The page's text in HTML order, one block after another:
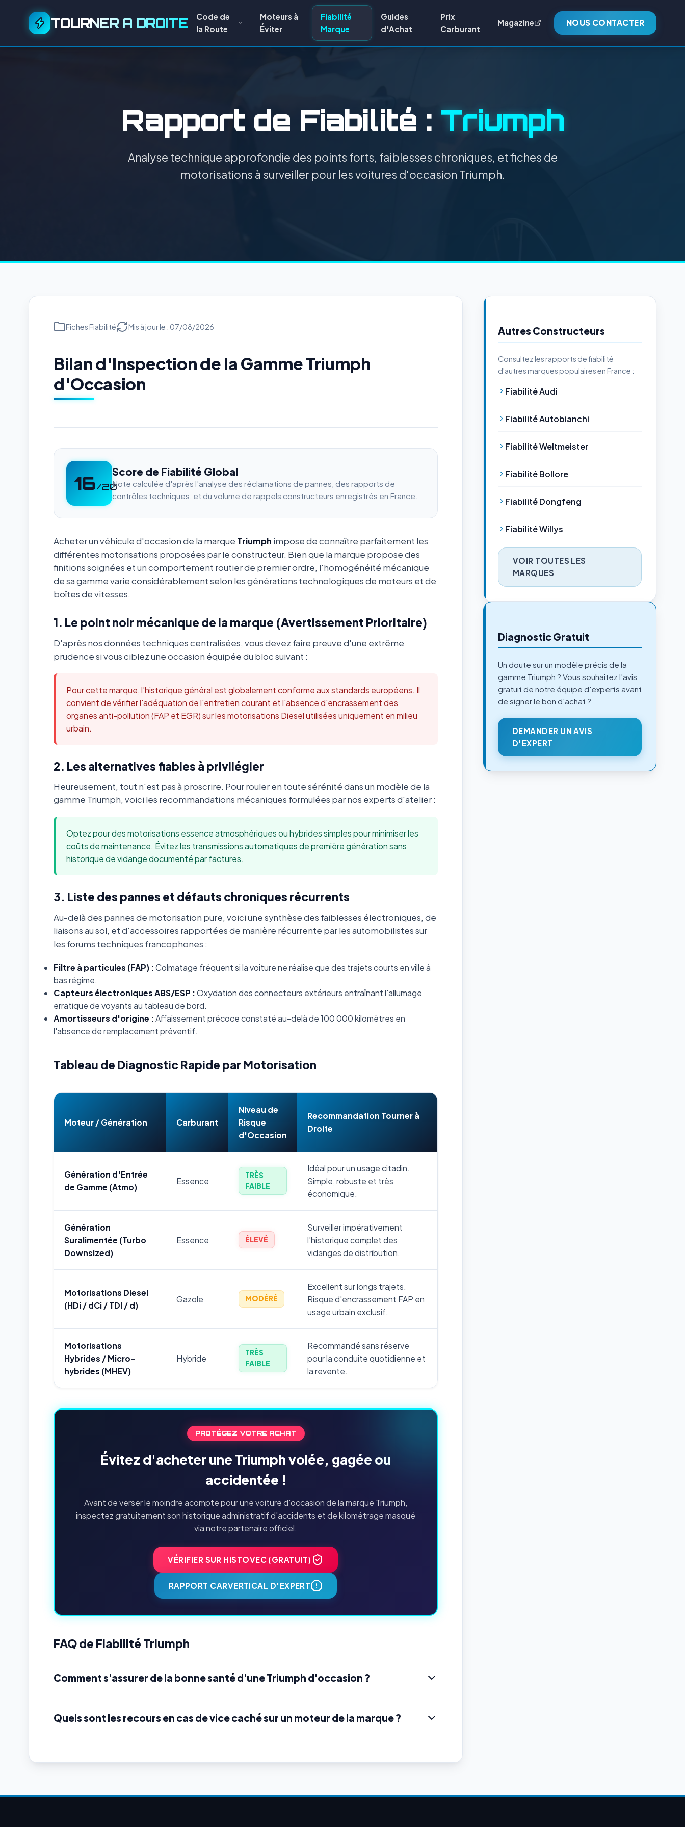
TOURNER A DROITE
Code de
la Route
Moteurs à
Éviter
Fiabilité
Marque
Guides
d'Achat
Prix
Carburant
Magazine NOUS CONTACTER
Rapport de Fiabilité : Triumph
Analyse technique approfondie des points forts, faiblesses chroniques, et fiches de
motorisations à surveiller pour les voitures d'occasion Triumph.
Fiches Fiabilité Mis à jour le : 07/08/2026
Bilan d'Inspection de la Gamme Triumph
d'Occasion
16/20
Score de Fiabilité Global
Note calculée d'après l'analyse des réclamations de pannes, des rapports de
contrôles techniques, et du volume de rappels constructeurs enregistrés en France.
Acheter un véhicule d'occasion de la marque Triumph impose de connaître parfaitement les
différentes motorisations proposées par le constructeur. Bien que la marque propose des
finitions soignées et un comportement routier de premier ordre, l'homogénéité mécanique
de sa gamme varie considérablement selon les générations technologiques de moteurs et de
boîtes de vitesses.
1. Le point noir mécanique de la marque (Avertissement Prioritaire)
D'après nos données techniques centralisées, vous devez faire preuve d'une extrême
prudence si vous ciblez une occasion équipée du bloc suivant :
Pour cette marque, l'historique général est globalement conforme aux standards européens. Il
convient de vérifier l'adéquation de l'entretien courant et l'absence d'encrassement des
organes anti-pollution (FAP et EGR) sur les motorisations Diesel utilisées uniquement en milieu
urbain.
2. Les alternatives fiables à privilégier
Heureusement, tout n'est pas à proscrire. Pour rouler en toute sérénité dans un modèle de la
gamme Triumph, voici les recommandations mécaniques formulées par nos experts d'atelier :
Optez pour des motorisations essence atmosphériques ou hybrides simples pour minimiser les
coûts de maintenance. Évitez les transmissions automatiques de première génération sans
historique de vidange documenté par factures.
3. Liste des pannes et défauts chroniques récurrents
Au-delà des pannes de motorisation pure, voici une synthèse des faiblesses électroniques, de
liaisons au sol, et d'accessoires rapportées de manière récurrente par les automobilistes sur
les forums techniques francophones :
Filtre à particules (FAP) :Colmatage fréquent si la voiture ne réalise que des trajets courts en ville à
bas régime.
Capteurs électroniques ABS/ESP :Oxydation des connecteurs extérieurs entraînant l'allumage
erratique de voyants au tableau de bord.
Amortisseurs d'origine :Affaissement précoce constaté au-delà de 100 000 kilomètres en
l'absence de remplacement préventif.
Tableau de Diagnostic Rapide par Motorisation
Moteur / Génération Carburant
Niveau de
Risque
d'Occasion
Recommandation Tourner à
Droite
Génération d'Entrée
de Gamme (Atmo)
Essence
TRÈS
FAIBLE
Idéal pour un usage citadin.
Simple, robuste et très
économique.
Génération
Suralimentée (Turbo
Downsized)
Essence ÉLEVÉ
Surveiller impérativement
l'historique complet des
vidanges de distribution.
Motorisations Diesel
(HDi / dCi / TDI / d)
Gazole MODÉRÉ
Excellent sur longs trajets.
Risque d'encrassement FAP en
usage urbain exclusif.
Motorisations
Hybrides / Micro-
hybrides (MHEV)
Hybride
TRÈS
FAIBLE
Recommandé sans réserve
pour la conduite quotidienne et
la revente.
PROTÉGEZ VOTRE ACHAT
Évitez d'acheter une Triumph volée, gagée ou
accidentée !
Avant de verser le moindre acompte pour une voiture d'occasion de la marque Triumph,
inspectez gratuitement son historique administratif d'accidents et de kilométrage masqué
via notre partenaire officiel.
VÉRIFIER SUR HISTOVEC (GRATUIT)
RAPPORT CARVERTICAL D'EXPERT
FAQ de Fiabilité Triumph
Comment s'assurer de la bonne santé d'une Triumph d'occasion ?
Quels sont les recours en cas de vice caché sur un moteur de la marque ?
Autres Constructeurs
Consultez les rapports de fiabilité
d'autres marques populaires en France :
Fiabilité Audi
Fiabilité Autobianchi
Fiabilité Weltmeister
Fiabilité Bollore
Fiabilité Dongfeng
Fiabilité Willys
VOIR TOUTES LES
MARQUES
Diagnostic Gratuit
Un doute sur un modèle précis de la
gamme Triumph ? Vous souhaitez l'avis
gratuit de notre équipe d'experts avant
de signer le bon d'achat ?
DEMANDER UN AVIS
D'EXPERT